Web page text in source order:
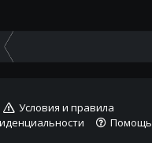
Условия и правила
Помощь